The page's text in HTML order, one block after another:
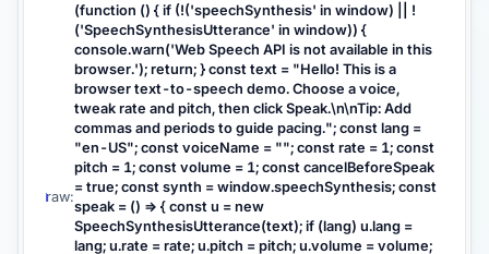
  const speak = () => {
    const u = new
SpeechSynthesisUtterance(text);
    if (lang) u.lang = lang;
    u.rate = rate;
    u.pitch = pitch;
    u.volume = volume;
    if (voiceName) {
      const v = synth.getVoices().find(x
raw:
(function () { if (!('speechSynthesis' in window) || !
('SpeechSynthesisUtterance' in window)) {
console.warn('Web Speech API is not available in this
browser.'); return; } const text = "Hello! This is a
browser text-to-speech demo. Choose a voice,
tweak rate and pitch, then click Speak.\n\nTip: Add
commas and periods to guide pacing."; const lang =
"en-US"; const voiceName = ""; const rate = 1; const
pitch = 1; const volume = 1; const cancelBeforeSpeak
= true; const synth = window.speechSynthesis; const
speak = () => { const u = new
SpeechSynthesisUtterance(text); if (lang) u.lang =
lang; u.rate = rate; u.pitch = pitch; u.volume = volume;